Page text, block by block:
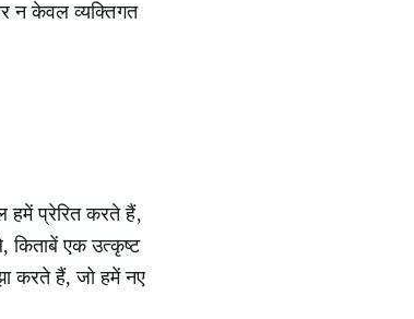
न केवल व्यक्तिगत
हमें प्रेरित करते हैं,
किताबें एक उत्कृष्ट
करते हैं, जो हमें नए